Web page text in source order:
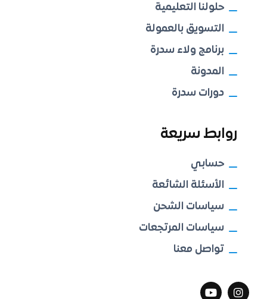
حلولنا التعليمية
التسويق بالعمولة
برنامج ولاء سدرة
المدونة
دورات سدرة
روابط سريعة
حسابي
الأسئلة الشائعة
سياسات الشحن
سياسات المرتجعات
تواصل معنا